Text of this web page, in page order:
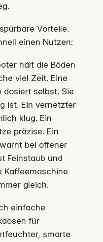
Vorteile.
einen Nutzen:
hält die Böden
viel Zeit. Eine
dosiert selbst. Sie
ist. Ein vernetzter
klug. Ein
präzise. Ein
bei offener
Feinstaub und
Kaffeemaschine
gleich.
einfache
für
smarte